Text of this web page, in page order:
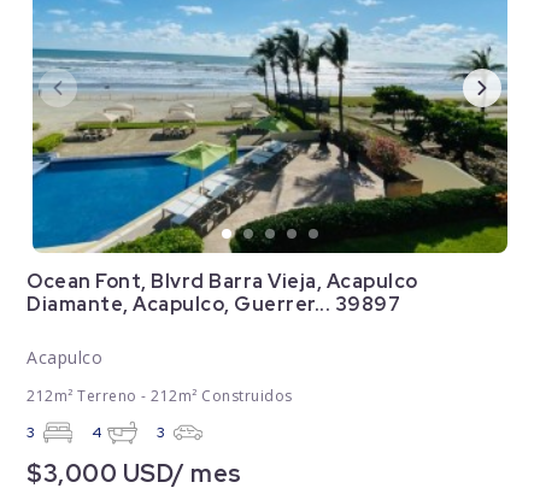
Ocean Font, Blvrd Barra Vieja, Acapulco
Diamante, Acapulco, Guerrer... 39897
Acapulco
212m² Terreno - 212m² Construidos
3 4 3
$3,000 USD/ mes